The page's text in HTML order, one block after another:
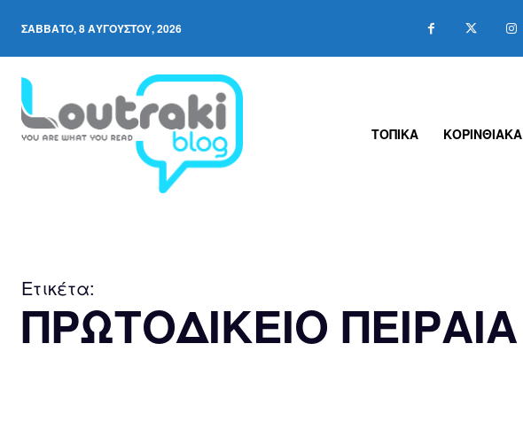
ΣΆΒΒΑΤΟ, 8 ΑΥΓΟΎΣΤΟΥ, 2026
ΤΟΠΙΚΑ ΚΟΡΙΝΘΙΑΚΑ
Ετικέτα:
ΠΡΩΤΟΔΙΚΕΙΟ ΠΕΙΡΑΙΑ